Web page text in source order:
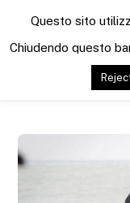
Questo sito
Chiudendo questo